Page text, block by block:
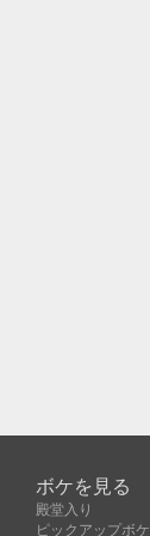
ボケを見る
殿堂入り
ピックアップボケ